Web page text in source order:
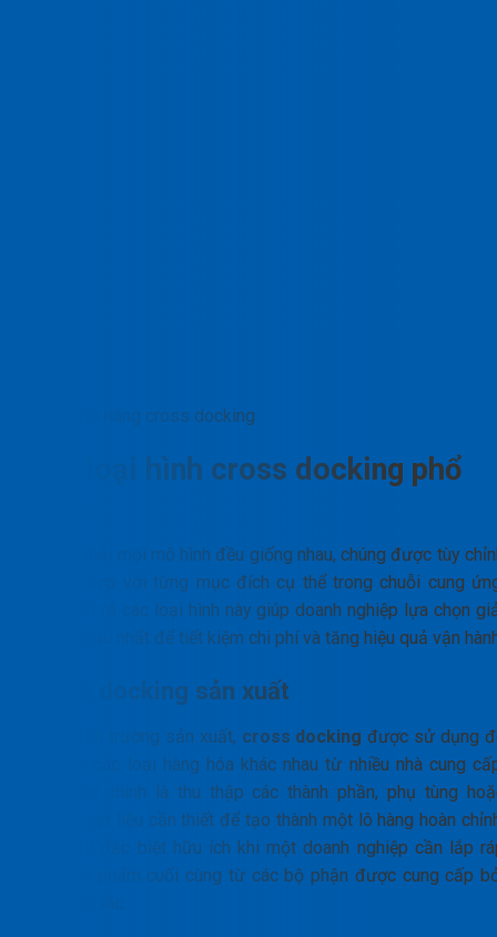
Kho hàng cross docking
Các loại hình cross docking phổ
Không phải mọi mô hình đều giống nhau, chúng được tùy
để phù hợp với từng mục đích cụ thể trong chuỗi cung
Việc hiểu rõ các loại hình này giúp doanh nghiệp lựa chọn
pháp tối ưu nhất để tiết kiệm chi phí và tăng hiệu quả vận
Cross docking sản xuất
Trong môi trường sản xuất, cross dockingđược sử dụng
tập hợp các loại hàng hóa khác nhau từ nhiều nhà cung
Mục tiêu chính là thu thập các thành phần, phụ tùng
nguyên vật liệu cần thiết để tạo thành một lô hàng hoàn
Điều này đặc biệt hữu ích khi một doanh nghiệp cần lắp
một sản phẩm cuối cùng từ các bộ phận được cung cấp